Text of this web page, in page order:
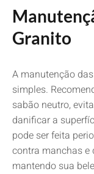
Granito
A manutenção
simples.
sabão neutro,
danificar a
pode ser feita
contra manchas e
mantendo sua